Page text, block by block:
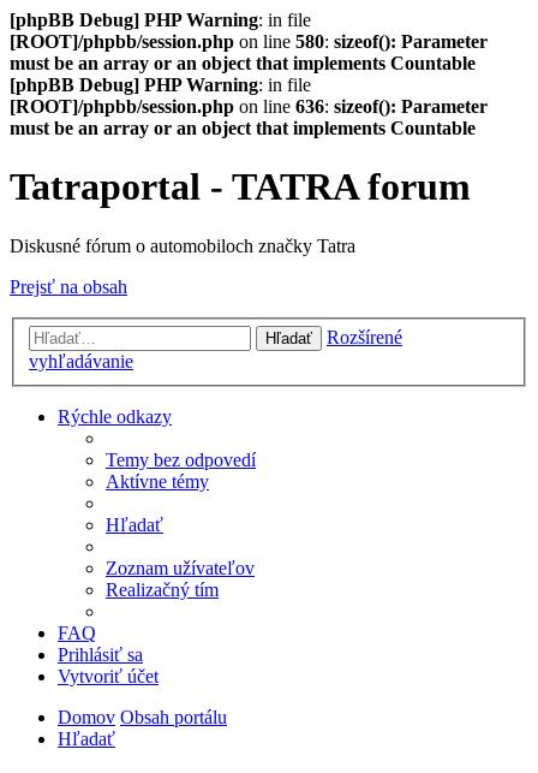
[phpBB Debug] PHP Warning: in file
[ROOT]/phpbb/session.php on line 580: sizeof(): Parameter
must be an array or an object that implements Countable
[phpBB Debug] PHP Warning: in file
[ROOT]/phpbb/session.php on line 636: sizeof(): Parameter
must be an array or an object that implements Countable
Tatraportal - TATRA forum
Diskusné fórum o automobiloch značky Tatra
Prejsť na obsah
Hľadať
Rozšírené
vyhľadávanie
Rýchle odkazy
Temy bez odpovedí
Aktívne témy
Hľadať
Zoznam užívateľov
Realizačný tím
FAQ
Prihlásiť sa
Vytvoriť účet
Domov Obsah portálu
Hľadať